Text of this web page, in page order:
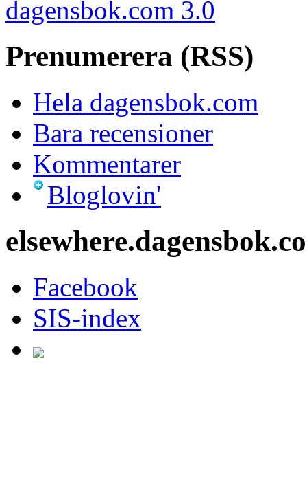
dagensbok.com 3.0
Prenumerera (RSS)
Hela dagensbok.com
Bara recensioner
Kommentarer
Bloglovin'
Facebook
SIS-index